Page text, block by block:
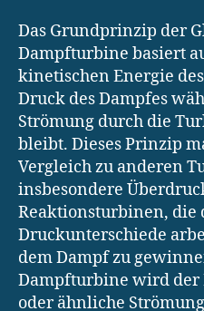
Das Grundprinzip der
Dampfturbine basiert
kinetischen Energie
Druck des Dampfes
Strömung durch die
bleibt. Dieses Prinzip
Vergleich zu anderen
insbesondere
Reaktionsturbinen, die
Druckunterschiede
dem Dampf zu
Dampfturbine wird der
oder ähnliche